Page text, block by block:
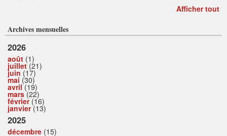
Afficher tout
Archives mensuelles
2026
août (1)
juillet(21)
juin (17)
mai (30)
avril(19)
mars(22)
février(16)
janvier(13)
2025
décembre (15)